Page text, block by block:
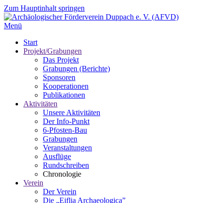
Zum Hauptinhalt springen
Menü
Start
Projekt/Grabungen
Das Projekt
Grabungen (Berichte)
Sponsoren
Kooperationen
Publikationen
Aktivitäten
Unsere Aktivitäten
Der Info-Punkt
6-Pfosten-Bau
Grabungen
Veranstaltungen
Ausflüge
Rundschreiben
Chronologie
Verein
Der Verein
Die „Eiflia Archaeologica”